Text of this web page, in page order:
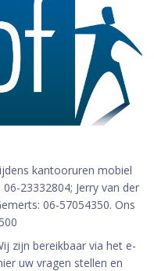
kantooruren mobiel
23332804; Jerry van der
06-57054350. Ons
zijn bereikbaar via het e-
uw vragen stellen en